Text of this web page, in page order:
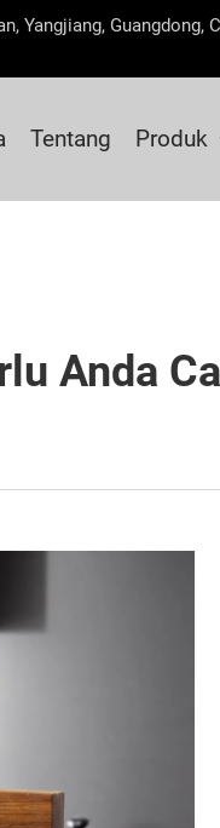
Yangjiang, Guangdong,
Tentang Produk
Anda